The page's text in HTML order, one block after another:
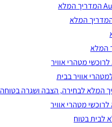
המדריך המלא
מטהרי אוויר
אוויר בבית
המלא לבחירה, הצבה ושגרה בטוחה
מטהרי אוויר
לבית בטוח